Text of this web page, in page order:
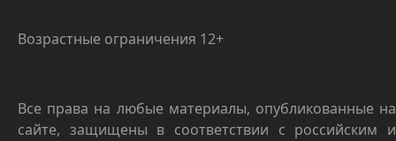
Возрастные ограничения 12+
Все права на любые материалы, опубликованные на
сайте, защищены в соответствии с российским и